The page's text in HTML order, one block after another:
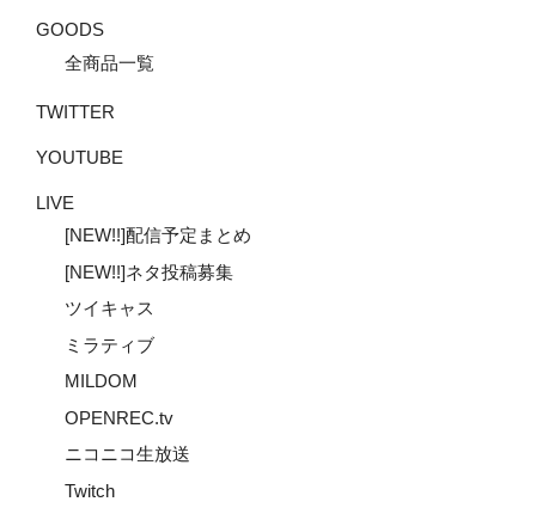
GOODS
全商品一覧
TWITTER
YOUTUBE
LIVE
[NEW!!]配信予定まとめ
[NEW!!]ネタ投稿募集
ツイキャス
ミラティブ
MILDOM
OPENREC.tv
ニコニコ生放送
Twitch